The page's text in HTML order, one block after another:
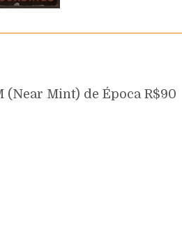
(Near Mint) de Época R$90